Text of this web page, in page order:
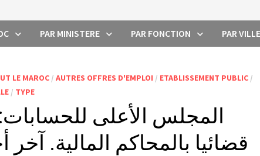
PAR MINISTERE PAR FONCTION PAR
LE MAROC /AUTRES OFFRES D'EMPLOI / ETABLISSEMENT PUBLIC /
/ TYPE